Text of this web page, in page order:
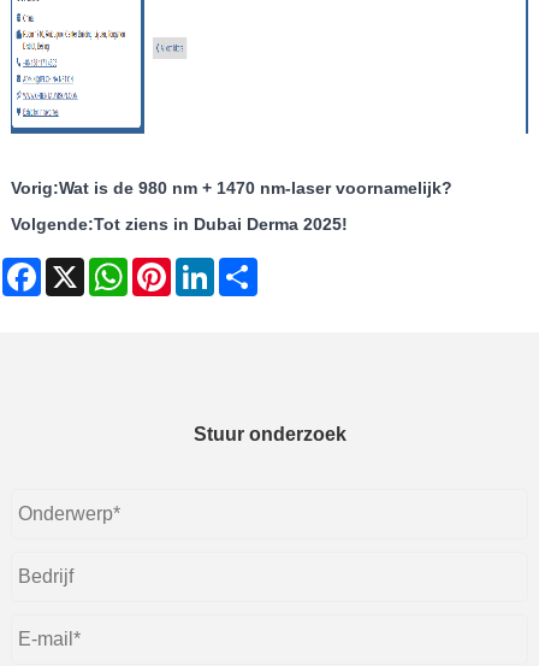
Vorig:Wat is de 980 nm + 1470 nm-laser voornamelijk?
Volgende:Tot ziens in Dubai Derma 2025!
Facebook
X WhatsAppPinterestLinkedIn
Stuur onderzoek